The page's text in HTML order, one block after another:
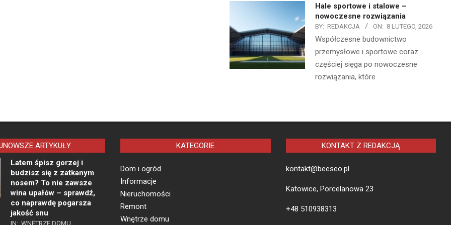
Hale sportowe i stalowe –
nowoczesne rozwiązania
BY: REDAKCJA ON: 8 LUTEGO, 2026
Współczesne budownictwo
przemysłowe i sportowe coraz
częściej sięga po nowoczesne
rozwiązania, które
ARTYKUŁY
Latem śpisz gorzej i
budzisz się z zatkanym
nosem? To nie zawsze
wina upałów – sprawdź,
co naprawdę pogarsza
jakość snu
IN: WNĘTRZE DOMU
KATEGORIE
Dom i ogród
Informacje
Nieruchomości
Remont
Wnętrze domu
KONTAKT Z REDAKCJĄ
kontakt@beeseo.pl
Katowice, Porcelanowa 23
+48 510938313